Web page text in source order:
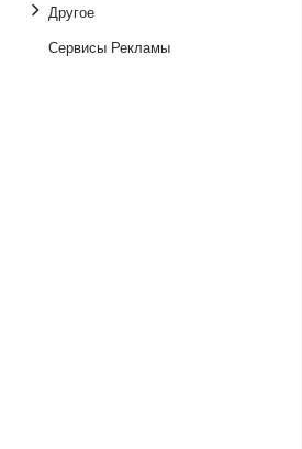
Другое
Сервисы Рекламы